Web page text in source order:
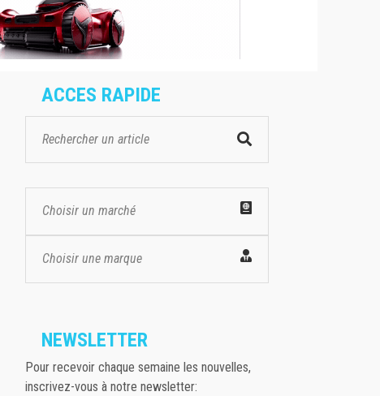
ACCES RAPIDE
Choisir un marché
Choisir une marque
NEWSLETTER
Pour recevoir chaque semaine les nouvelles,
inscrivez-vous à notre newsletter: